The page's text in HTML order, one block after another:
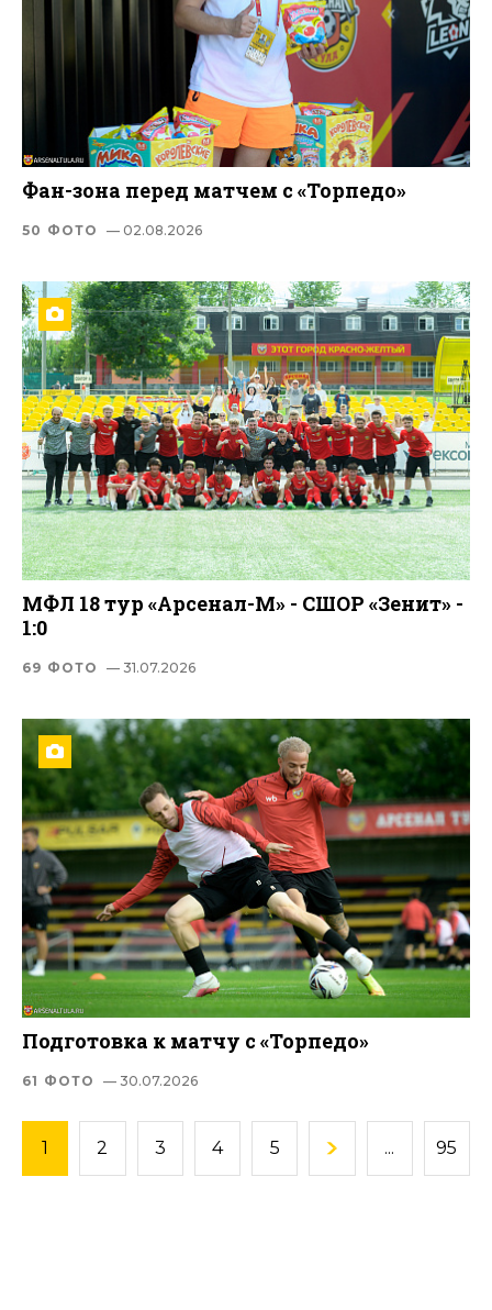
Фан-зона перед матчем с «Торпедо»
50 ФОТО — 02.08.2026
МФЛ 18 тур «Арсенал-М» - СШОР «Зенит» -
1:0
69 ФОТО — 31.07.2026
Подготовка к матчу с «Торпедо»
61 ФОТО — 30.07.2026
1 2 3 4 5 ... 95